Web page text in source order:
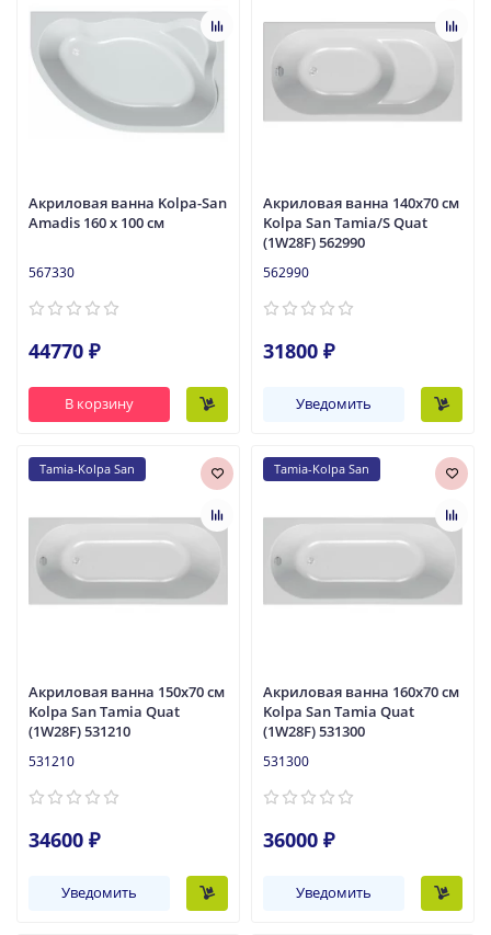
Акриловая ванна Kolpa-San
Amadis 160 x 100 см
567330
44770 ₽
В корзину
Акриловая ванна 140x70 см
Kolpa San Tamia/S Quat
(1W28F) 562990
562990
31800 ₽
Уведомить
Tamia-Kolpa San
Акриловая ванна 150x70 см
Kolpa San Tamia Quat
(1W28F) 531210
531210
34600 ₽
Уведомить
Tamia-Kolpa San
Акриловая ванна 160x70 см
Kolpa San Tamia Quat
(1W28F) 531300
531300
36000 ₽
Уведомить